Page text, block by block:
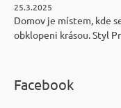
25.3.2025
Domov je místem, kde
obklopeni krásou. Styl
Facebook